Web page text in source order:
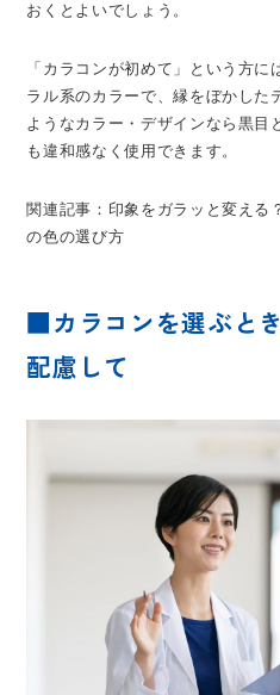
おくとよいでしょう。
「カラコンが初めて」という方
ラル系のカラーで、縁をぼかした
ようなカラー・デザインなら黒目
も違和感なく使用できます。
関連記事：印象をガラッと変える
の色の選び方
■カラコンを選ぶと
配慮して